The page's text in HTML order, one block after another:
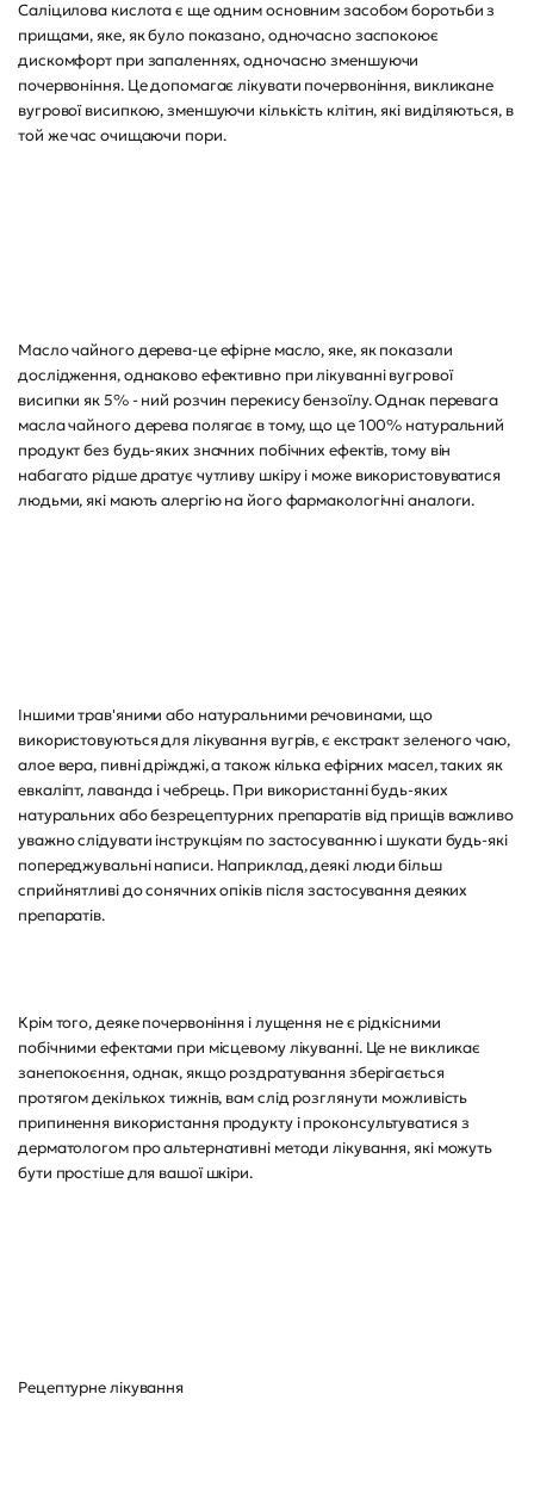
Саліцилова кислота є ще одним основним засобом боротьби з
прищами, яке, як було показано, одночасно заспокоює
дискомфорт при запаленнях, одночасно зменшуючи
почервоніння. Це допомагає лікувати почервоніння, викликане
вугрової висипкою, зменшуючи кількість клітин, які виділяються, в
той же час очищаючи пори.
Масло чайного дерева-це ефірне масло, яке, як показали
дослідження, однаково ефективно при лікуванні вугрової
висипки як 5% - ний розчин перекису бензоїлу. Однак перевага
масла чайного дерева полягає в тому, що це 100% натуральний
продукт без будь-яких значних побічних ефектів, тому він
набагато рідше дратує чутливу шкіру і може використовуватися
людьми, які мають алергію на його фармакологічні аналоги.
Іншими трав'яними або натуральними речовинами, що
використовуються для лікування вугрів, є екстракт зеленого чаю,
алое вера, пивні дріжджі, а також кілька ефірних масел, таких як
евкаліпт, лаванда і чебрець. При використанні будь-яких
натуральних або безрецептурних препаратів від прищів важливо
уважно слідувати інструкціям по застосуванню і шукати будь-які
попереджувальні написи. Наприклад, деякі люди більш
сприйнятливі до сонячних опіків після застосування деяких
препаратів.
Крім того, деяке почервоніння і лущення не є рідкісними
побічними ефектами при місцевому лікуванні. Це не викликає
занепокоєння, однак, якщо роздратування зберігається
протягом декількох тижнів, вам слід розглянути можливість
припинення використання продукту і проконсультуватися з
дерматологом про альтернативні методи лікування, які можуть
бути простіше для вашої шкіри.
Рецептурне лікування